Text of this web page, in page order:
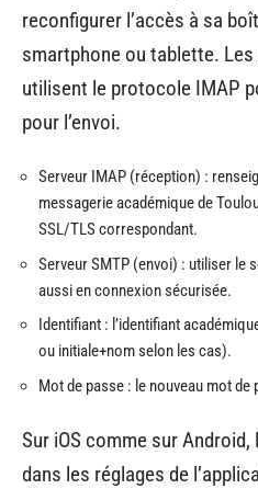
reconfigurer l’accès à sa
smartphone ou tablette.
utilisent le protocole IMAP
pour l’envoi.
Serveur IMAP (réception) :
messagerie académique de
SSL/TLS correspondant.
Serveur SMTP (envoi) : utiliser le
aussi en connexion sécurisée.
Identifiant : l’identifiant
ou initiale+nom selon les cas).
Mot de passe : le nouveau mot
Sur iOS comme sur
dans les réglages de